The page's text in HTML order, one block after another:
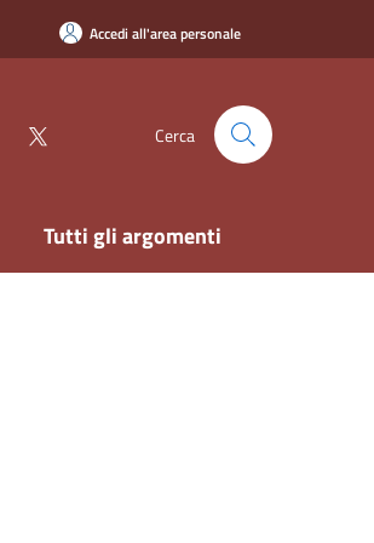
Accedi all'area personale
Cerca
Tutti gli argomenti